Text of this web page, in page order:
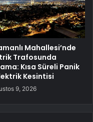
Mahallesi’nde
Trafosunda
Kısa Süreli Panik
Kesintisi
9, 2026